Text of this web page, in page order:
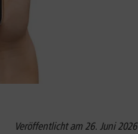
Veröffentlicht am 26. Juni 2026